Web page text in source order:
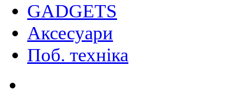
GADGETS
Аксесуари
Поб. техніка